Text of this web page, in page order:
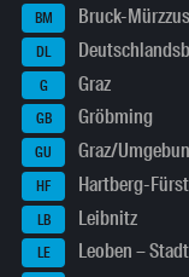
BM Bruck-
DL
G Graz
GB Gröbming
GU Graz/
HF Hartberg-
LB Leibnitz
LE
Leoben – Stadt